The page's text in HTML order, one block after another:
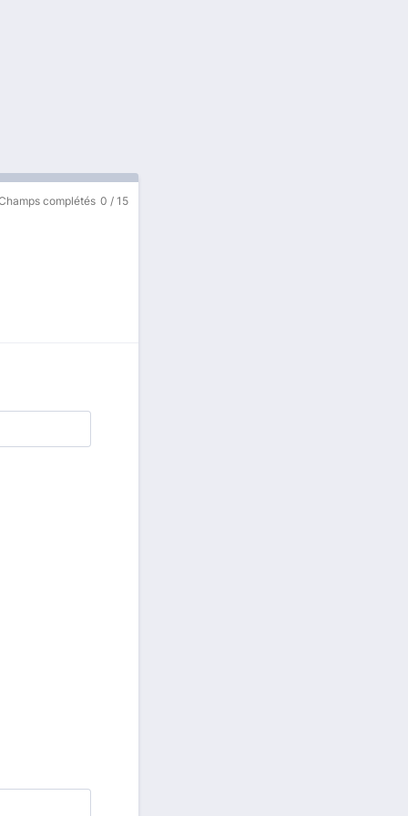
complétés 0 / 15